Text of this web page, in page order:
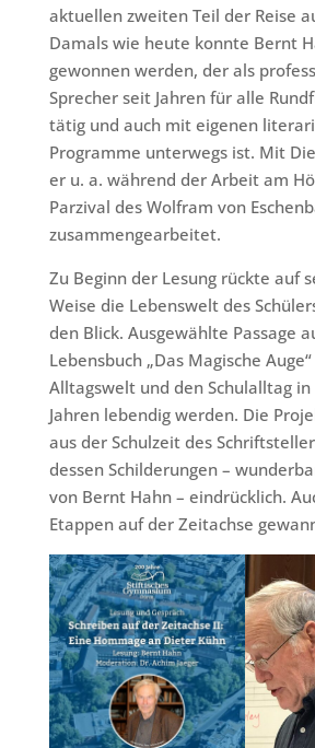
aktuellen zweiten Teil der Reise
Damals wie heute konnte Bernt
gewonnen werden, der als
Sprecher seit Jahren für alle
tätig und auch mit eigenen
Programme unterwegs ist. Mit
er u. a. während der Arbeit am
Parzival des Wolfram von
zusammengearbeitet.
Zu Beginn der Lesung rückte auf
Weise die Lebenswelt des
den Blick. Ausgewählte Passage
Lebensbuch „Das Magische
Alltagswelt und den Schulalltag
Jahren lebendig werden. Die
aus der Schulzeit des
dessen Schilderungen –
von Bernt Hahn – eindrücklich.
Etappen auf der Zeitachse